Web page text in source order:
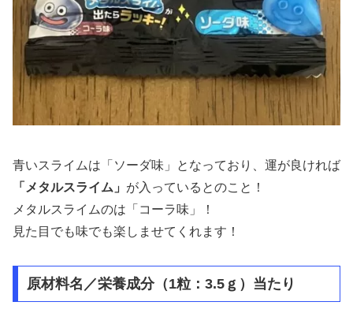
青いスライムは「ソーダ味」となっており、運が良ければ
「メタルスライム」 が入っているとのこと！
メタルスライムのは「コーラ味」！
見た目でも味でも楽しませてくれます！
原材料名／栄養成分（1粒：3.5ｇ）当たり